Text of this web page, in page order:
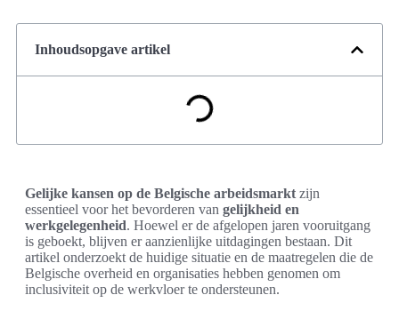
Inhoudsopgave artikel
Gelijke kansen op de Belgische arbeidsmarkt zijn
essentieel voor het bevorderen van gelijkheid en
werkgelegenheid. Hoewel er de afgelopen jaren vooruitgang
is geboekt, blijven er aanzienlijke uitdagingen bestaan. Dit
artikel onderzoekt de huidige situatie en de maatregelen die de
Belgische overheid en organisaties hebben genomen om
inclusiviteit op de werkvloer te ondersteunen.